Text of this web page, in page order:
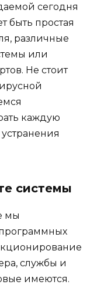
сегодня
быть простая
различные
или
Не стоит
каждую
системы
мы
службы и
имеются.